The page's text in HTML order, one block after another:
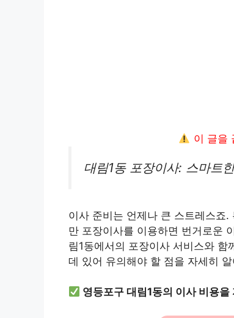
이 글을
대림1동 포장이사: 스마트
이사 준비는 언제나 큰 스트레스죠
만 포장이사를 이용하면 번거로운
림1동에서의 포장이사 서비스와
데 있어 유의해야 할 점을 자세히
영등포구 대림1동의 이사 비용